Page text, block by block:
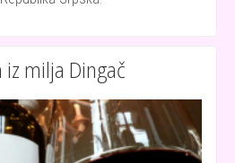
milja Dingač